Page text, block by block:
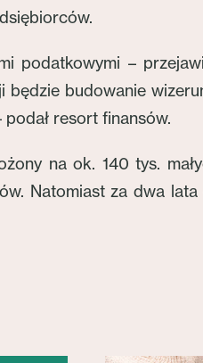
podatkowymi –
budowanie
resort finansów.
na ok. 140 tys.
Natomiast za dwa